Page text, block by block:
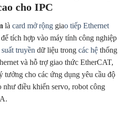
cho IPC
là card mở rộng giao tiếp Ethernet
tích hợp vào máy tính công nghiệp
suất truyền dữ liệu trong các hệ thống
và hỗ trợ giao thức EtherCAT,
tưởng cho các ứng dụng yêu cầu độ
như điều khiển servo, robot công